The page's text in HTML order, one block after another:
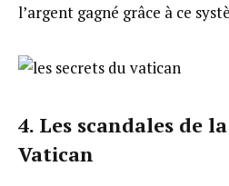
l’argent gagné grâce à ce
4. Les scandales de
Vatican